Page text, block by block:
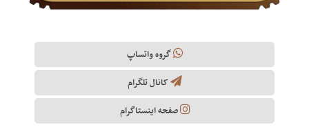
گروه واتساپ
کانال تلگرام
صفحه اینستاگرام